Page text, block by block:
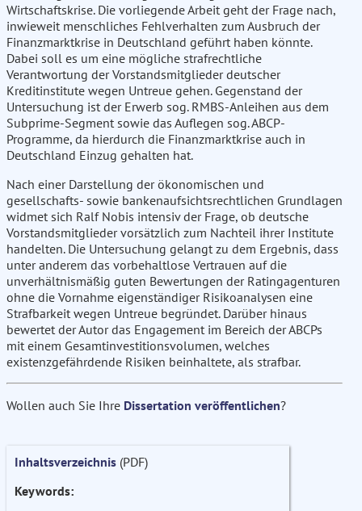
Wirtschaftskrise. Die vorliegende Arbeit geht der Frage nach,
inwieweit menschliches Fehlverhalten zum Ausbruch der
Finanzmarktkrise in Deutschland geführt haben könnte.
Dabei soll es um eine mögliche strafrechtliche
Verantwortung der Vorstandsmitglieder deutscher
Kreditinstitute wegen Untreue gehen. Gegenstand der
Untersuchung ist der Erwerb sog. RMBS-Anleihen aus dem
Subprime-Segment sowie das Auflegen sog. ABCP-
Programme, da hierdurch die Finanzmarktkrise auch in
Deutschland Einzug gehalten hat.
Nach einer Darstellung der ökonomischen und
gesellschafts- sowie bankenaufsichtsrechtlichen Grundlagen
widmet sich Ralf Nobis intensiv der Frage, ob deutsche
Vorstandsmitglieder vorsätzlich zum Nachteil ihrer Institute
handelten. Die Untersuchung gelangt zu dem Ergebnis, dass
unter anderem das vorbehaltlose Vertrauen auf die
unverhältnismäßig guten Bewertungen der Ratingagenturen
ohne die Vornahme eigenständiger Risikoanalysen eine
Strafbarkeit wegen Untreue begründet. Darüber hinaus
bewertet der Autor das Engagement im Bereich der ABCPs
mit einem Gesamtinvestitionsvolumen, welches
existenzgefährdende Risiken beinhaltete, als strafbar.
Wollen auch Sie Ihre Dissertation veröffentlichen?
Inhaltsverzeichnis (PDF)
Keywords: